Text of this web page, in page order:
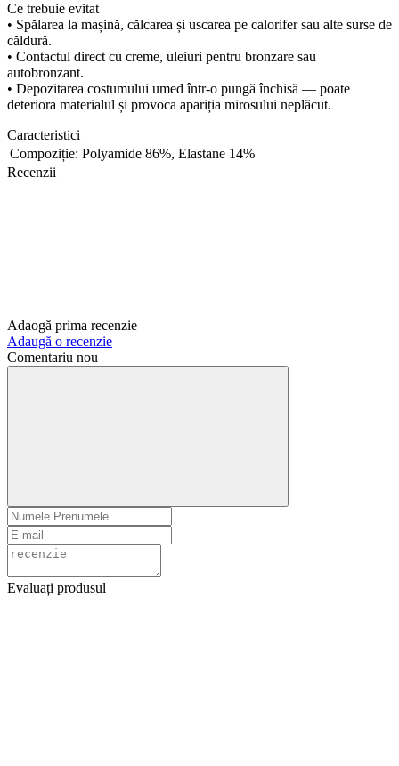
Ce trebuie evitat
• Spălarea la mașină, călcarea și uscarea pe calorifer sau alte surse de
căldură.
• Contactul direct cu creme, uleiuri pentru bronzare sau
autobronzant.
• Depozitarea costumului umed într-o pungă închisă — poate
deteriora materialul și provoca apariția mirosului neplăcut.
Caracteristici
Compoziție: Polyamide 86%, Elastane 14%
Recenzii
Adaogă prima recenzie
Adaugă o recenzie
Comentariu nou
Evaluați produsul